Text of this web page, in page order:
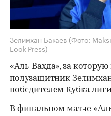
Зелимхан Бакаев (Фото:
Look Press)
«Аль-Вахда», за
полузащитник Зелимхан
победителем Кубка
В финальном матче